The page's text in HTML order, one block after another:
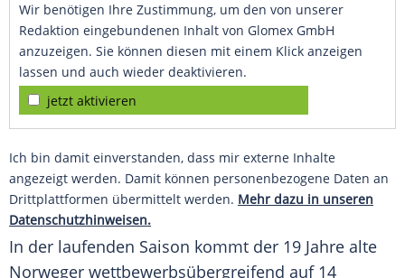
Wir benötigen Ihre Zustimmung, um den von unserer
Redaktion eingebundenen Inhalt von Glomex GmbH
anzuzeigen. Sie können diesen mit einem Klick anzeigen
lassen und auch wieder deaktivieren.
jetzt aktivieren
Ich bin damit einverstanden, dass mir externe Inhalte
angezeigt werden. Damit können personenbezogene Daten an
Drittplattformen übermittelt werden. Mehr dazu in unseren
Datenschutzhinweisen.
In der laufenden Saison kommt der 19 Jahre alte
Norweger wettbewerbsübergreifend auf 14